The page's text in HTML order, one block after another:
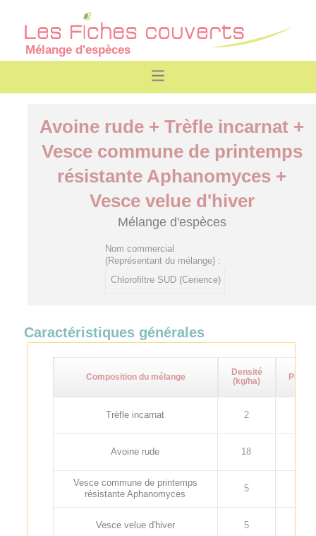
Mélange d'espèces
Avoine rude + Trèfle incarnat +
Vesce commune de printemps
résistante Aphanomyces +
Vesce velue d'hiver
Mélange d'espèces
Nom commercial
(Représentant du mélange) :
Chlorofiltre SUD (Cerience)
Caractéristiques générales
Composition du mélange
Densité
(kg/ha)
PMG
Trèfle incarnat 2
Avoine rude 18
Vesce commune de printemps
résistante Aphanomyces
5
Vesce velue d'hiver 5